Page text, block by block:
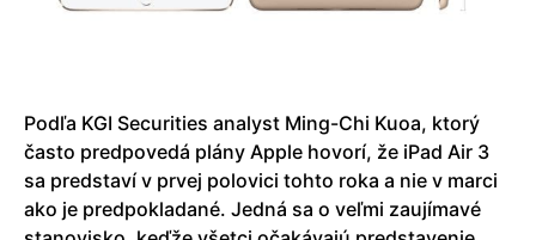
Podľa KGI Securities analyst Ming-Chi Kuoa, ktorý
často predpovedá plány Apple hovorí, že iPad Air 3
sa predstaví v prvej polovici tohto roka a nie v marci
ako je predpokladané. Jedná sa o veľmi zaujímavé